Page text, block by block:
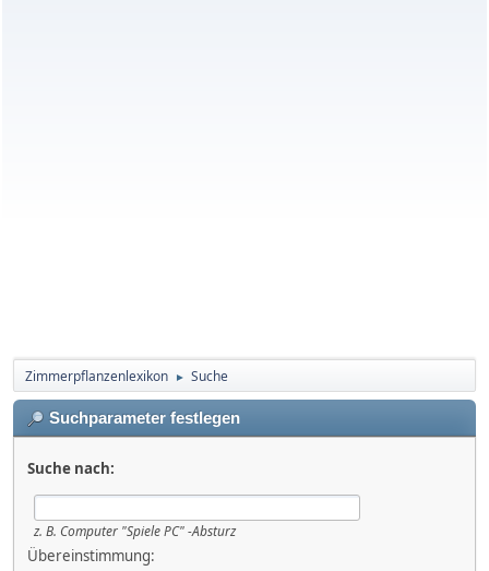
Zimmerpflanzenlexikon ► Suche
Suchparameter festlegen
Suche nach:
z. B. Computer "Spiele PC" -Absturz
Übereinstimmung: